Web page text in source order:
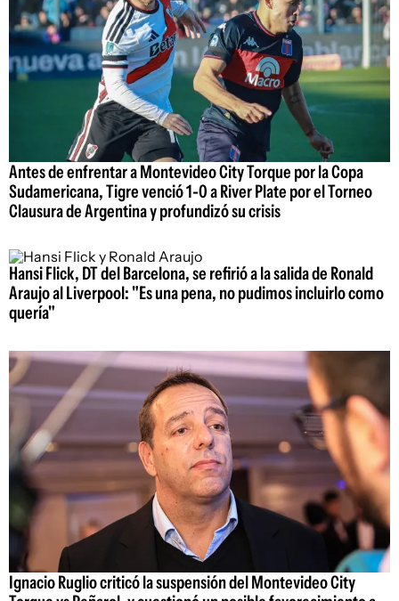
Antes de enfrentar a Montevideo City Torque por la Copa
Sudamericana, Tigre venció 1-0 a River Plate por el Torneo
Clausura de Argentina y profundizó su crisis
Hansi Flick, DT del Barcelona, se refirió a la salida de Ronald
Araujo al Liverpool: "Es una pena, no pudimos incluirlo como
quería"
Ignacio Ruglio criticó la suspensión del Montevideo City